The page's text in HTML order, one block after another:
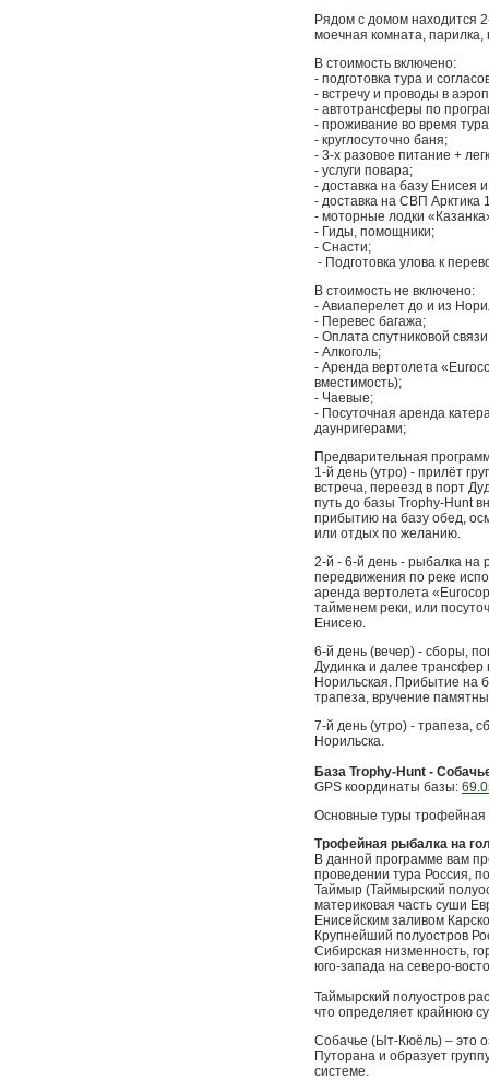
Рядом с домом находится
моечная комната,
В стоимость включено:
- подготовка тура и
- встречу и проводы в
- автотрансферы по
- проживание во время
- круглосуточно баня;
- 3-х разовое питание +
- услуги повара;
- доставка на базу Енисея
- доставка на СВП Арктика
- моторные лодки
- Гиды, помощники;
- Снасти;
- Подготовка улова к
В стоимость не включено:
- Авиаперелет до и из
- Перевес багажа;
- Оплата спутниковой
- Алкоголь;
- Аренда вертолета
вместимость);
- Чаевые;
- Посуточная аренда
даунригерами;
Предварительная
1-й день (утро) - прилёт
встреча, переезд в порт
путь до базы Trophy-Hunt
прибытию на базу обед,
или отдых по желанию.
2-й - 6-й день - рыбалка на
передвижения по реке
аренда вертолета
тайменем реки, или
Енисею.
6-й день (вечер) - сборы,
Дудинка и далее трансфер
Норильская. Прибытие на
трапеза, вручение
7-й день (утро) - трапеза,
Норильска.
База Trophy-Hunt -
GPS координаты базы:
Основные туры трофейная
Трофейная рыбалка на
В данной программе вам
проведении тура Россия,
Таймыр (Таймырский
материковая часть суши
Енисейским заливом
Крупнейший полуостров
Сибирская низменность,
юго-запада на северо-
Таймырский полуостров
что определяет крайнюю
Собачье (Ыт-Кюёль) – это
Путорана и образует
системе.